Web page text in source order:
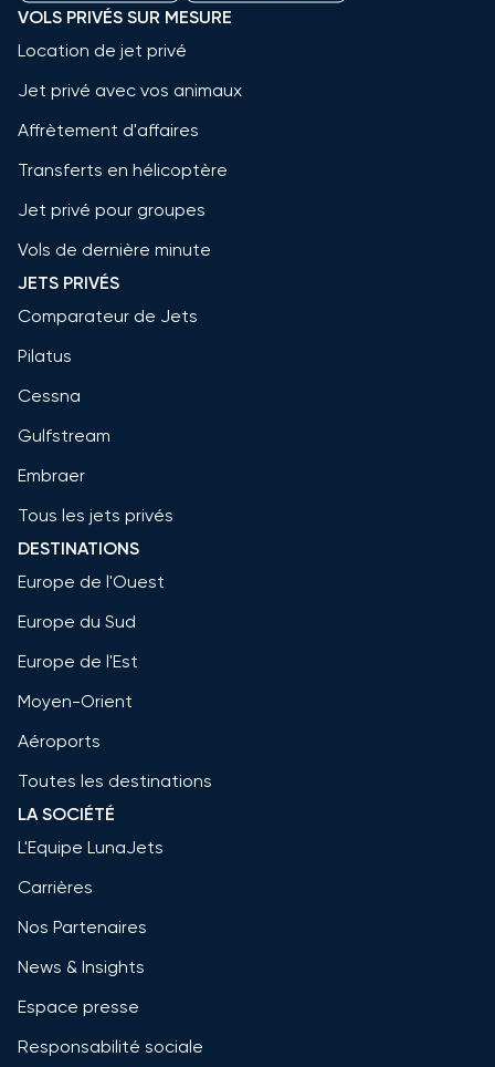
VOLS PRIVÉS SUR MESURE
Location de jet privé
Jet privé avec vos animaux
Affrètement d'affaires
Transferts en hélicoptère
Jet privé pour groupes
Vols de dernière minute
JETS PRIVÉS
Comparateur de Jets
Pilatus
Cessna
Gulfstream
Embraer
Tous les jets privés
DESTINATIONS
Europe de l'Ouest
Europe du Sud
Europe de l'Est
Moyen-Orient
Aéroports
Toutes les destinations
LA SOCIÉTÉ
L'Equipe LunaJets
Carrières
Nos Partenaires
News & Insights
Espace presse
Responsabilité sociale